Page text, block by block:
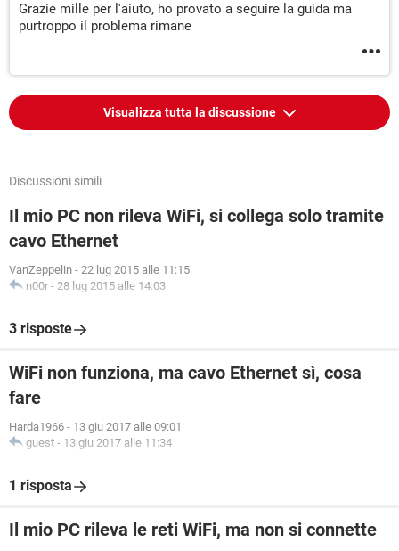
Grazie mille per l'aiuto, ho provato a seguire la guida ma
purtroppo il problema rimane
Visualizza tutta la discussione
Discussioni simili
Il mio PC non rileva WiFi, si collega solo tramite
cavo Ethernet
VanZeppelin - 22 lug 2015 alle 11:15
n00r - 28 lug 2015 alle 14:03
3 risposte
WiFi non funziona, ma cavo Ethernet sì, cosa
fare
Harda1966 - 13 giu 2017 alle 09:01
guest - 13 giu 2017 alle 11:34
1 risposta
Il mio PC rileva le reti WiFi, ma non si connette